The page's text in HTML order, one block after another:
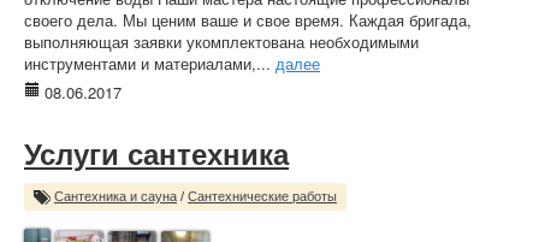
своего дела. Мы ценим ваше и свое время. Каждая бригада,
выполняющая заявки укомплектована необходимыми
инструментами и материалами,... далее
08.06.2017
Услуги сантехника
Сантехника и сауна / Сантехнические работы